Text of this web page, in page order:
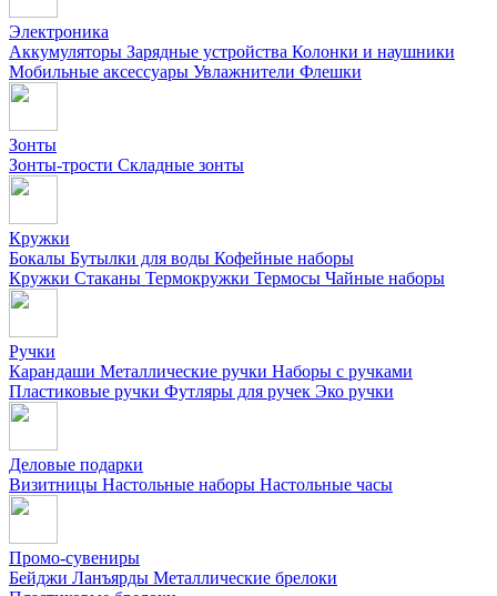
Электроника
Аккумуляторы Зарядные устройства Колонки и наушники
Мобильные аксессуары Увлажнители Флешки
Зонты
Зонты-трости Складные зонты
Кружки
Бокалы Бутылки для воды Кофейные наборы
Кружки Стаканы Термокружки Термосы Чайные наборы
Ручки
Карандаши Металлические ручки Наборы с ручками
Пластиковые ручки Футляры для ручек Эко ручки
Деловые подарки
Визитницы Настольные наборы Настольные часы
Промо-сувениры
Бейджи Ланъярды Металлические брелоки